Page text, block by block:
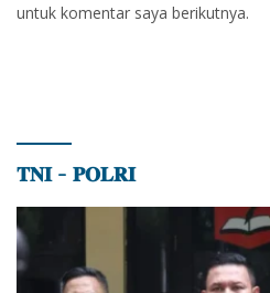
untuk komentar saya berikutnya.
𝐓𝐍𝐈 – 𝐏𝐎𝐋𝐑𝐈